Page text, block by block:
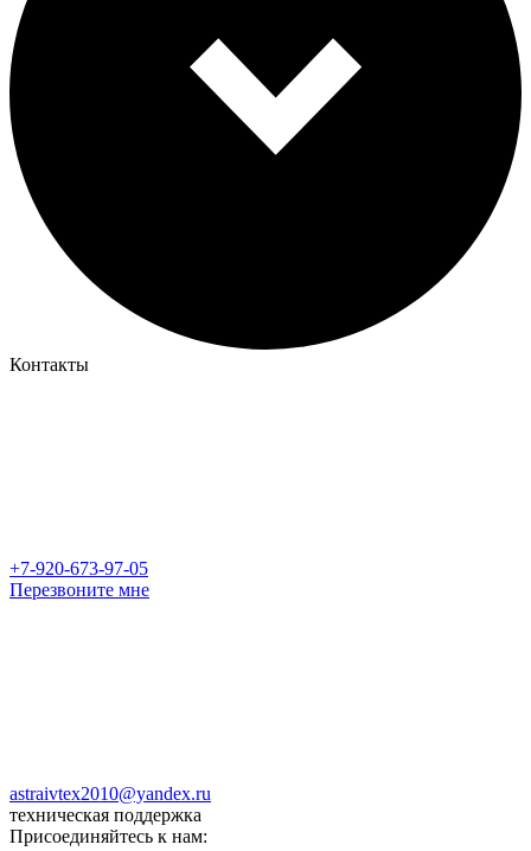
Контакты
+7-920-673-97-05
Перезвоните мне
astraivtex2010@yandex.ru
техническая поддержка
Присоединяйтесь к нам: